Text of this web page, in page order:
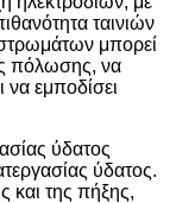
ταινιών
μπορεί
πόλωσης, να
εμποδίσει
ύδατος
ύδατος.
και της πήξης,